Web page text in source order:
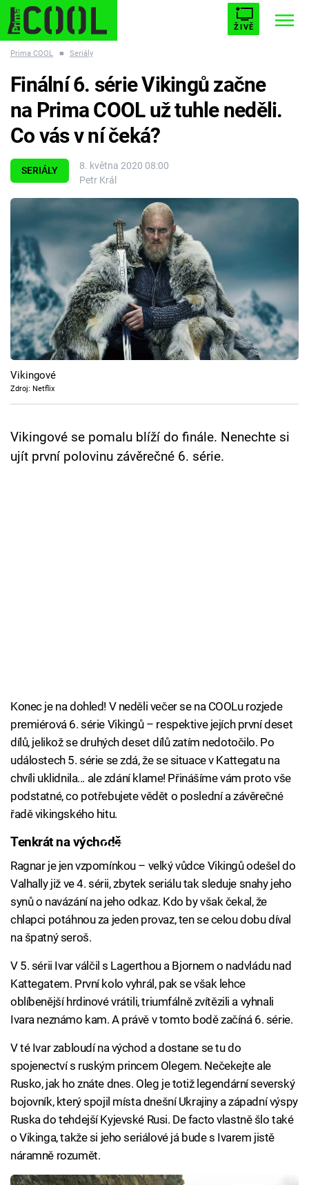
ŽIVĚ
ESCAPE PLNEJ KOTEL AVENGERS 5
Témata
Seriály
Hry
Cool Esport
Pořady
TV Program
Přihlášení
Prima COOL ■ Seriály
SERIÁLY
8. května 2020 08:00
Petr Král
Finální 6. série Vikingů začne
na Prima COOL už tuhle neděli.
Co vás v ní čeká?
Vikingové
Zdroj: Netflix
Vikingové se pomalu blíží do finále. Nenechte si
ujít první polovinu závěrečné 6. série.
Konec je na dohled! V neděli večer se na COOLu rozjede
premiérová 6. série Vikingů – respektive jejích první deset
dílů, jelikož se druhých deset dílů zatím nedotočilo. Po
událostech 5. série se zdá, že se situace v Kattegatu na
chvíli uklidnila... ale zdání klame! Přinášíme vám proto vše
podstatné, co potřebujete vědět o poslední a závěrečné
řadě vikingského hitu.
Failed to fetch
Tenkrát na východě
Ragnar je jen vzpomínkou – velký vůdce Vikingů odešel do
Valhally již ve 4. sérii, zbytek seriálu tak sleduje snahy jeho
synů o navázání na jeho odkaz. Kdo by však čekal, že
chlapci potáhnou za jeden provaz, ten se celou dobu díval
na špatný seroš.
V 5. sérii Ivar válčil s Lagerthou a Bjornem o nadvládu nad
Kattegatem. První kolo vyhrál, pak se však lehce
oblíbenější hrdinové vrátili, triumfálně zvítězili a vyhnali
Ivara neznámo kam. A právě v tomto bodě začíná 6. série.
V té Ivar zabloudí na východ a dostane se tu do
spojenectví s ruským princem Olegem. Nečekejte ale
Rusko, jak ho znáte dnes. Oleg je totiž legendární severský
bojovník, který spojil místa dnešní Ukrajiny a západní výspy
Ruska do tehdejší Kyjevské Rusi. De facto vlastně šlo také
o Vikinga, takže si jeho seriálové já bude s Ivarem jistě
náramně rozumět.